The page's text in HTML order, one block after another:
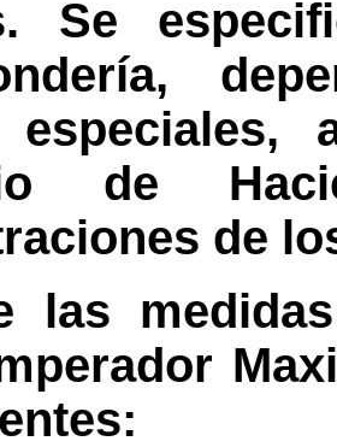
Se
de
de
las